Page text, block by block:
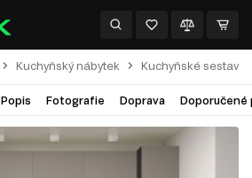
Kuchyňský nábytek Kuchyňské sestavy
Popis Fotografie Doprava Doporučené